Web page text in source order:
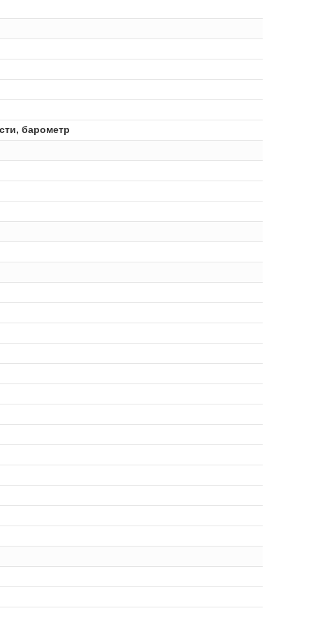
барометр